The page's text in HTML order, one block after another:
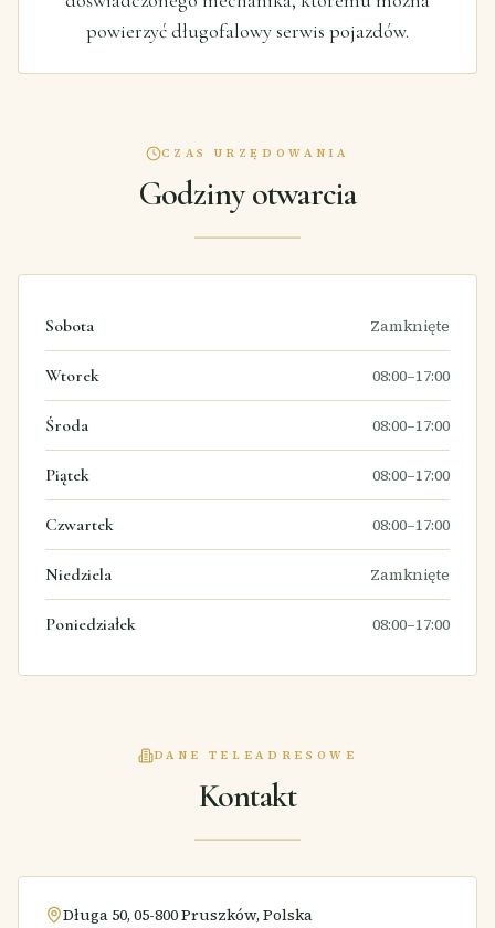
powierzyć długofalowy serwis pojazdów.
CZAS URZĘDOWANIA
Godziny otwarcia
Sobota Zamknięte
Wtorek 08:00–17:00
Środa 08:00–17:00
Piątek 08:00–17:00
Czwartek 08:00–17:00
Niedziela Zamknięte
Poniedziałek 08:00–17:00
DANE TELEADRESOWE
Kontakt
Długa 50, 05-800 Pruszków, Polska